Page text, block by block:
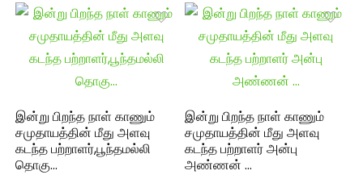
இன்று பிறந்த நாள் காணும்
சமுதாயத்தின் மீது அளவு
கடந்த பற்றாளர்,பூந்தமல்லி
தொகு…
இன்று பிறந்த நாள் காணும்
சமுதாயத்தின் மீது அளவு
கடந்த பற்றாளர் அன்பு
அண்ணன் …